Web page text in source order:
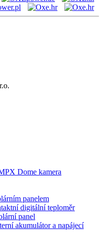
Dome kamera
panelem
digitální teploměr
panel
akumulátor a napájecí